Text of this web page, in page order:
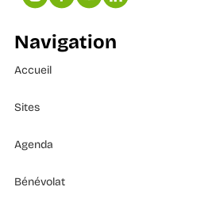
Navigation
Accueil
Sites
Agenda
Bénévolat